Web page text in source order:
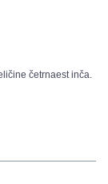
četrnaest inča.